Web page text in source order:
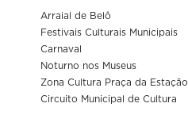
Arraial de Belô
Festivais Culturais Municipais
Carnaval
Noturno nos Museus
Zona Cultura Praça da Estação
Circuito Municipal de Cultura